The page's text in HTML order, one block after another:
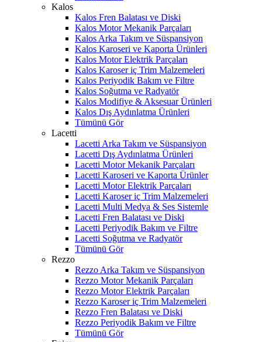
Kalos
Kalos Fren Balatası ve Diski
Kalos Motor Mekanik Parçaları
Kalos Arka Takım ve Süspansiyon
Kalos Karoseri ve Kaporta Ürünleri
Kalos Motor Elektrik Parçaları
Kalos Karoser iç Trim Malzemeleri
Kalos Periyodik Bakım ve Filtre
Kalos Soğutma ve Radyatör
Kalos Modifiye & Aksesuar Ürünleri
Kalos Dış Aydınlatma Ürünleri
Tümünü Gör
Lacetti
Lacetti Arka Takım ve Süspansiyon
Lacetti Dış Aydınlatma Ürünleri
Lacetti Motor Mekanik Parçaları
Lacetti Karoseri ve Kaporta Ürünler
Lacetti Motor Elektrik Parçaları
Lacetti Karoser iç Trim Malzemeleri
Lacetti Multi Medya & Ses Sistemle
Lacetti Fren Balatası ve Diski
Lacetti Periyodik Bakım ve Filtre
Lacetti Soğutma ve Radyatör
Tümünü Gör
Rezzo
Rezzo Arka Takım ve Süspansiyon
Rezzo Motor Mekanik Parçaları
Rezzo Motor Elektrik Parçaları
Rezzo Karoser iç Trim Malzemeleri
Rezzo Fren Balatası ve Diski
Rezzo Periyodik Bakım ve Filtre
Tümünü Gör